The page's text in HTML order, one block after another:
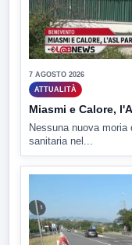
7 AGOSTO 2026
ATTUALITÀ
Miasmi e Calore,
Nessuna nuova
sanitaria nel...